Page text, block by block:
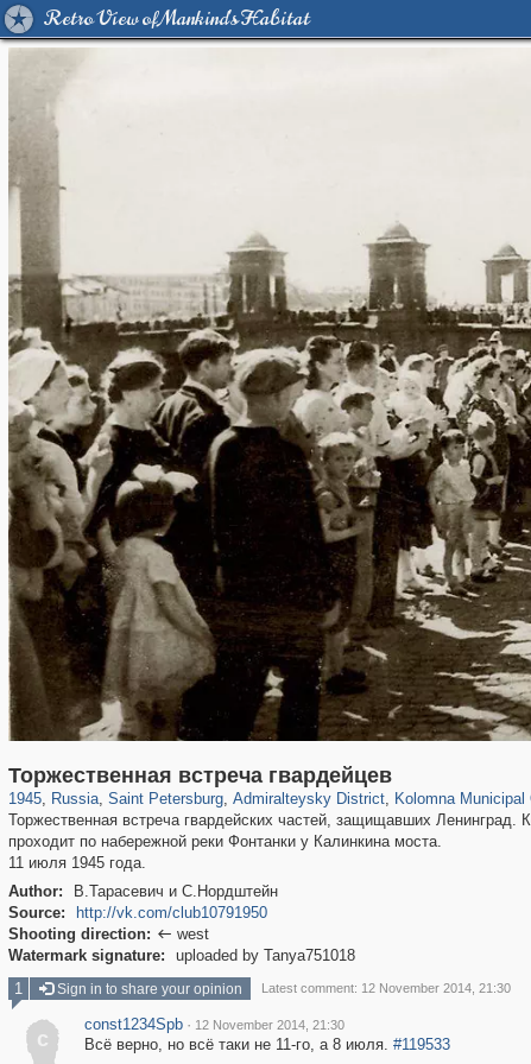
Retro View of Mankind's Habitat
Торжественная встреча гвардейцев
1945, Russia
1,406,254 29,243
, Saint Petersburg
197,111 5,709
, Admiralteysky District
24,063 1,032
, Kolomna Municipal
Торжественная встреча гвардейских частей, защищавших
проходит по набережной реки Фонтанки у Калинкина моста.
11 июля 1945 года.
Author:
В.Тарасевич и С.Нордштейн
Source:
http://vk.com/club10791950
Shooting direction:  west
Watermark signature:
uploaded by Tanya751018
1 Sign in to share your opinion Latest comment: 12 November 2014, 21:30
c
const1234Spb · 12 November 2014, 21:30
Всё верно, но всё таки не 11-го, а 8 июля. #119533